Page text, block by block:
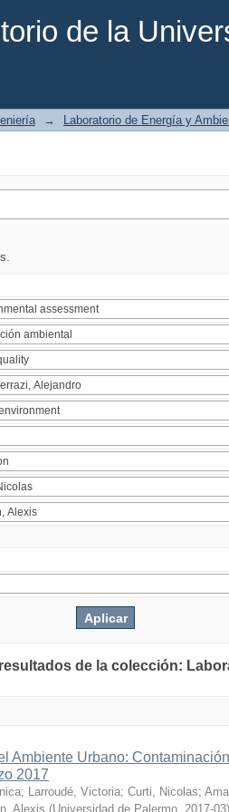
de la
→ Laboratorio de Energía y
de la colección:
Ambiente Urbano:
2017
; Larroudé, Victoria; Curti, Nicolas;
Alexis (Universidad de Palermo 2017-03)